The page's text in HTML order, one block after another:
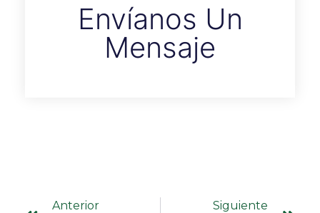
Envíanos Un
Mensaje
Anterior Siguiente